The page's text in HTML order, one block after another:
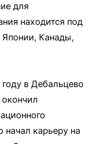
для
находится под
Канады,
в Дебальцево
начал карьеру на